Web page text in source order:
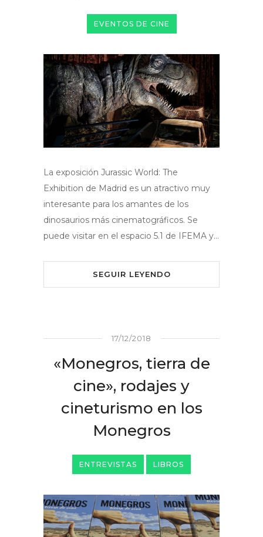
EVENTOS DE CINE
La exposición Jurassic World: The
Exhibition de Madrid es un atractivo muy
interesante para los amantes de los
dinosaurios más cinematográficos. Se
puede visitar en el espacio 5.1 de IFEMA y…
SEGUIR LEYENDO
17/12/2018
«Monegros, tierra de
cine», rodajes y
cineturismo en los
Monegros
ENTREVISTAS LIBROS